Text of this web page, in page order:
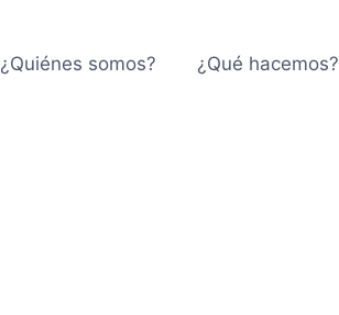
¿Quiénes somos? ¿Qué hacemos?